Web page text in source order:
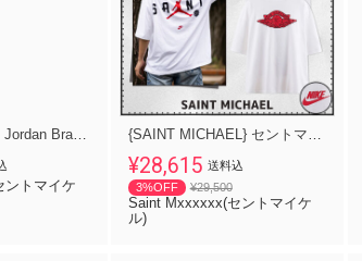
Saint Mxxxxxx × Jordan Brand コラボ ジョーダン パーカー
トマイケ
¥28,615 送料込
3%OFF
¥29,500
Saint Mxxxxxx(セントマイケ
ル)